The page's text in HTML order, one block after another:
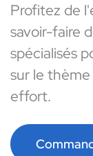
Profitez de
savoir-faire
spécialisés
sur le
effort.